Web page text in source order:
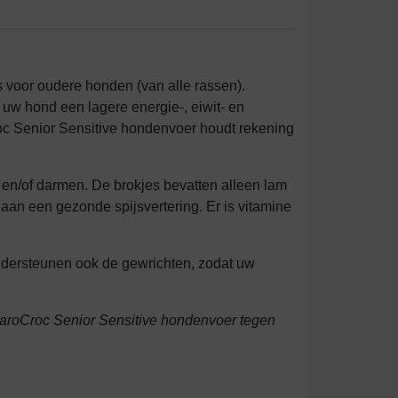
oudere honden (van alle rassen).
hond een lagere energie-, eiwit- en
Senior Sensitive hondenvoer houdt rekening
of darmen. De brokjes bevatten alleen lam
een gezonde spijsvertering. Er is vitamine
ook de gewrichten, zodat uw
Senior Sensitive hondenvoer tegen